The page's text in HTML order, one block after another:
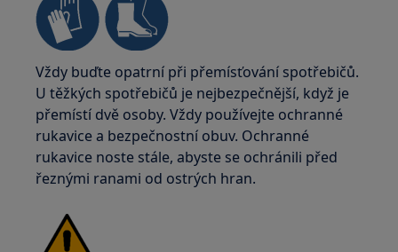
Vždy buďte opatrní při přemísťování spotřebičů.
U těžkých spotřebičů je nejbezpečnější, když je
přemístí dvě osoby. Vždy používejte ochranné
rukavice a bezpečnostní obuv. Ochranné
rukavice noste stále, abyste se ochránili před
řeznými ranami od ostrých hran.